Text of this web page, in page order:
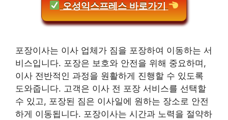
오성익스프레스 바로가기
포장이사는 이사 업체가 짐을 포장하여 이동하는 서
비스입니다. 포장은 보호와 안전을 위해 중요하며,
이사 전반적인 과정을 원활하게 진행할 수 있도록
도와줍니다. 고객은 이사 전 포장 서비스를 선택할
수 있고, 포장된 짐은 이사일에 원하는 장소로 안전
하게 이동됩니다. 포장이사는 시간과 노력을 절약하